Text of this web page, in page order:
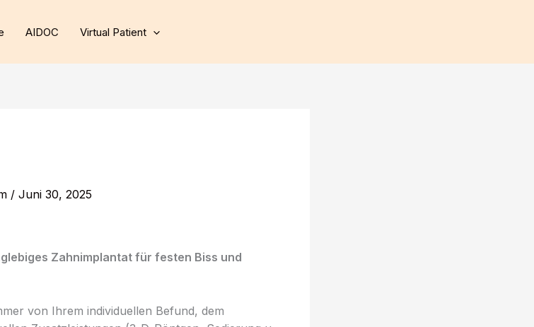
AIDOC Virtual Patient
/ Juni 30, 2025
Zahnimplantat für festen Biss und
von Ihrem individuellen Befund, dem